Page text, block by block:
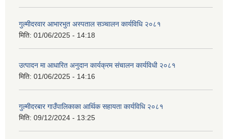
गुल्मीदरवार आभारभुत अस्पताल सञ्चालन कार्यविधि २०८१
मिति: 01/06/2025 - 14:18
उत्पादन मा आधारित अनुदान कार्यक्रम संचालन कार्यविधी २०८१
मिति: 01/06/2025 - 14:16
गुल्मीदरबार गाउँपालिकाका आर्थिक सहायता कार्यविधि २०८१
मिति: 09/12/2024 - 13:25